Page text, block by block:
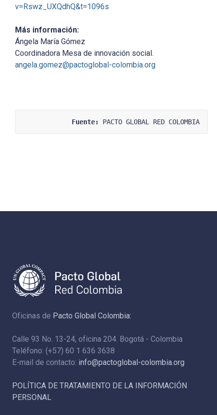
v=Rswz_UXQdhQ&t=1096s
Más información:
Ángela María Gómez
Coordinadora Mesa de innovación social.
angela.gomez@pactoglobal-colombia.org
Fuente: PACTO GLOBAL RED COLOMBIA
Oficinas de Pacto Global Colombia:
Calle 93 No. 13-24, oficina 204. Bogotá - Colombia
Teléfono: (+57) 60 1 636 3638
E-mail de contacto: info@pactoglobal-colombia.org
POLÍTICA DE TRATAMIENTO DE LA INFORMACIÓN
PERSONAL